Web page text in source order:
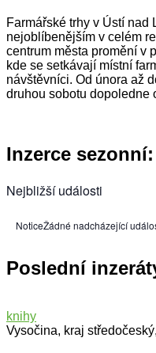
Farmářské trhy v Ústí nad
nejoblíbenějším v celém
centrum města promění v
kde se setkávají místní
návštěvníci. Od února až
druhou sobotu dopoledne
Inzerce sezonní:
Nejbližší události
NoticeŽádné nadcházející
Poslední
knihy
Vysočina, kraj